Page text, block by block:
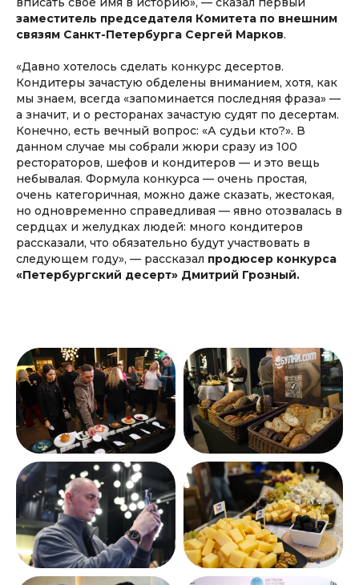
заместитель председателя Комитета по внешним
связям Санкт-Петербурга Сергей Марков.
«Давно хотелось сделать конкурс десертов.
Кондитеры зачастую обделены вниманием, хотя, как
мы знаем, всегда «запоминается последняя фраза» —
а значит, и о ресторанах зачастую судят по десертам.
Конечно, есть вечный вопрос: «А судьи кто?». В
данном случае мы собрали жюри сразу из 100
рестораторов, шефов и кондитеров — и это вещь
небывалая. Формула конкурса — очень простая,
очень категоричная, можно даже сказать, жестокая,
но одновременно справедливая — явно отозвалась в
сердцах и желудках людей: много кондитеров
рассказали, что обязательно будут участвовать в
следующем году», — рассказал продюсер конкурса
«Петербургский десерт» Дмитрий Грозный.